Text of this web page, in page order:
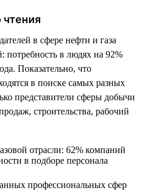
в сфере нефти и газа
потребность в людях на 92%
Показательно, что
в поиске самых разных
представители сферы добычи
строительства, рабочий
профессиональных сфер